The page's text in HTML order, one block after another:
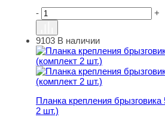
- +
Планка крепления
9103 В наличии
Планка крепления
2 шт.)